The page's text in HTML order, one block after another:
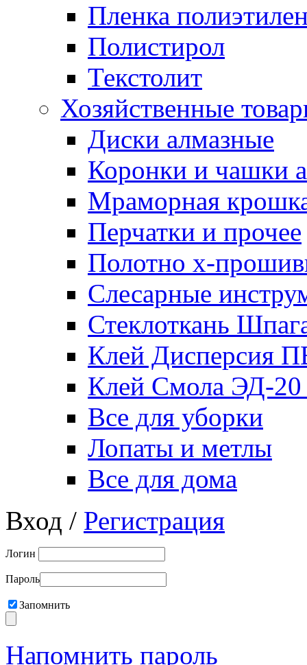
Пленка
Полистирол
Текстолит
Хозяйственные
Диски алмазные
Коронки и чашки
Мраморная
Перчатки и прочее
Полотно х-
Слесарные
Стеклоткань
Клей Дисперсия
Клей Смола ЭД-20
Все для уборки
Лопаты и метлы
Все для дома
Вход / Регистрация
Логин
Пароль
Запомнить
Напомнить пароль